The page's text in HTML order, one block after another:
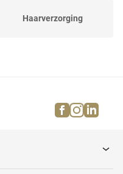
Haarverzorging
facebook